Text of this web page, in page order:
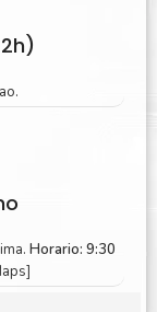
Horario: 9:30